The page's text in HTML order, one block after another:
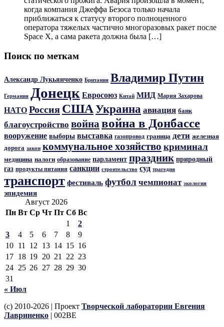
когда компания Джеффа Безоса только начала
приближаться к статусу второго полноценного
оператора тяжелых частично многоразовых ракет после
Space X, а сама ракета должна была […]
Поиск по меткам
Александр Лукьянченко Британия Владимир Путин
Германия Донецк Евросоюз Китай МИД Мария Захарова
НАТО Россия СШАУкраина авиация банк
благоустройство война война в Донбассе
вооружение выборы выставка газопровод граница дети железная
дорога закон коммунальное хозяйство криминал
медицина налоги образование парламент праздник природный
газ продукты питания санкции строительство суд трагедия
транспорт фестиваль футбол чемпионат экология
эпидемия
Август 2026
Пн Вт Ср Чт Пт Сб Вс
1
2
3
4 5 6 7 8
9
10 11 12 13 14 15 16
17 18 19 20 21 22 23
24 25 26 27 28 29 30
31
« Июл
(c) 2010-2026 | Проект Творческой лаборатории Евгения
Лавриненко | 002BE